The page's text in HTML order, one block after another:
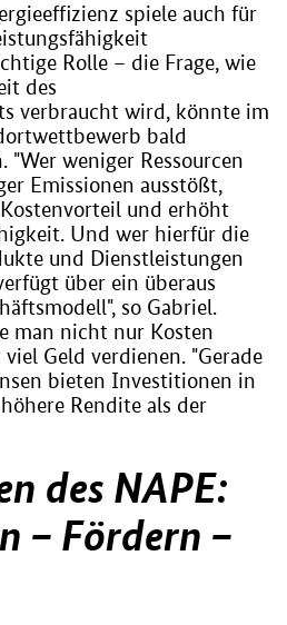
spiele auch für
Rolle – die Frage, wie
des
verbraucht wird, könnte im
bald
"Wer weniger Ressourcen
Emissionen ausstößt,
und erhöht
Und wer hierfür die
und Dienstleistungen
über ein überaus
so Gabriel.
man nicht nur Kosten
Geld verdienen. "Gerade
bieten Investitionen in
Rendite als der
des NAPE:
– Fördern –